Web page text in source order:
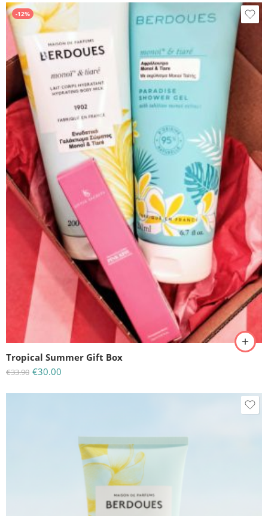
-12%
Tropical Summer Gift Box
€33.90 €30.00